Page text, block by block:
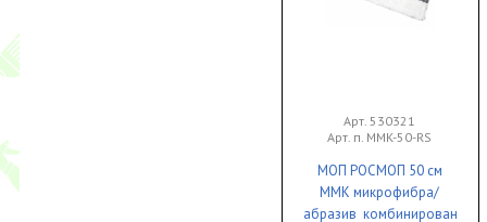
Арт. 530321
Арт. п. MMK-50-RS
МОП РОСМОП 50 см
MМК микрофибра/
абразив комбинированный